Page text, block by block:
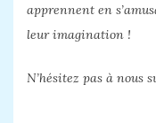
apprennent en
leur imagination !
N’hésitez pas à nous